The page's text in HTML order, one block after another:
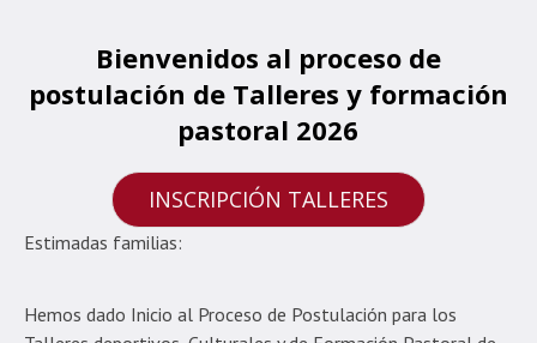
Bienvenidos al proceso de
postulación de Talleres y formación
pastoral 2026
INSCRIPCIÓN TALLERES
Estimadas familias:
Hemos dado Inicio al Proceso de Postulación para los